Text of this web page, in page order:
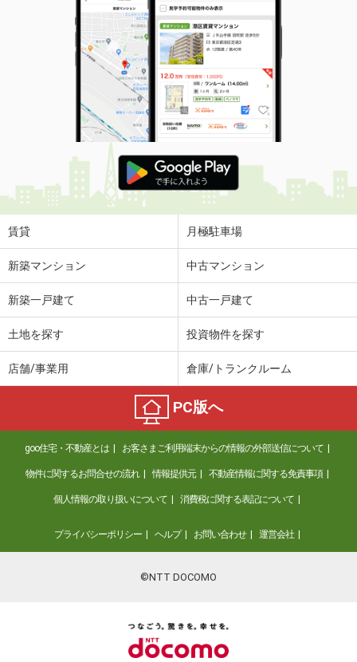
賃貸 月極駐車場
新築マンション 中古マンション
新築一戸建て 中古一戸建て
土地を探す 投資物件を探す
店舗/事業用 倉庫/トランクルーム
PC版へ
goo住宅・不動産とは お客さまご利用端末からの情報の外部送信について
物件に関するお問合せの流れ 情報提供元 不動産情報に関する免責事項
個人情報の取り扱いについて 消費税に関する表記について
プライバシーポリシー ヘルプ お問い合わせ 運営会社
©NTT DOCOMO